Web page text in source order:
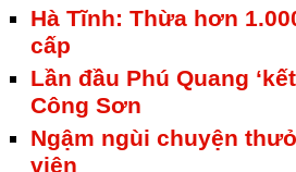
Hà Tĩnh: Thừa hơn
cấp
Lần đầu Phú Quang
Công Sơn
Ngậm ngùi chuyện
viên